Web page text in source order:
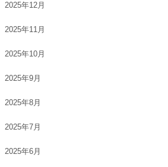
2025年12月
2025年11月
2025年10月
2025年9月
2025年8月
2025年7月
2025年6月